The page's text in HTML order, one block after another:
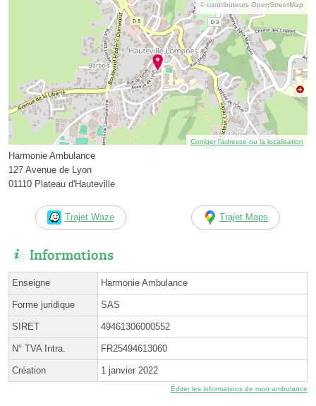
© contributeurs OpenStreetMap
Corriger l’adresse ou la localisation
Harmonie Ambulance
127 Avenue de Lyon
01110 Plateau d'Hauteville
Trajet Waze Trajet Maps
Informations
Enseigne Harmonie Ambulance
Forme juridique SAS
SIRET 49461306000552
N° TVA Intra. FR25494613060
Création 1 janvier 2022
Éditer les informations de mon ambulance